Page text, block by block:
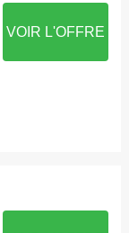
VOIR L'OFFRE